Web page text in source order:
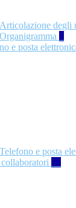
Articolazione degli
Organigramma 1
e posta
Telefono e posta
57